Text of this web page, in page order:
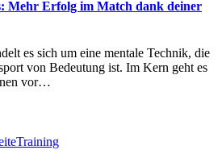
Mehr Erfolg im Match dank deiner
es sich um eine mentale Technik, die
von Bedeutung ist. Im Kern geht es
vor…
Training